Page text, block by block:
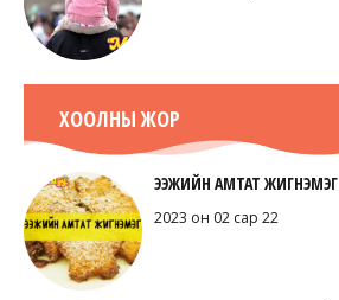
ХООЛНЫ ЖОР
ЭЭЖИЙН АМТАТ ЖИГНЭМЭГ
2023 он 02 сар 22